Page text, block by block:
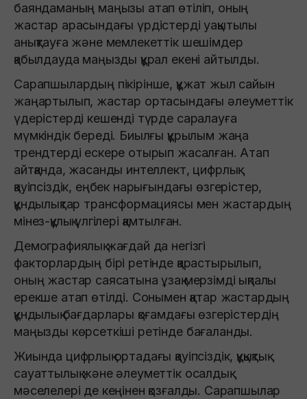
баяндаманың маңызы атап өтіліп, оның
жастар арасындағы үрдістерді уақытылы
анықтауға және мемлекеттік шешімдер
қабылдауда маңызды құрал екені айтылды.
Сарапшылардың пікірінше, құжат жыл сайын
жаңартылып, жастар ортасындағы әлеуметтік
үдерістерді кешенді түрде саралауға
мүмкіндік береді. Биылғы құрылым жаңа
трендтерді ескере отырып жасалған. Атап
айтқанда, жасанды интеллект, цифрлық
қауіпсіздік, еңбек нарығындағы өзгерістер,
құндылықтар трансформациясы мен жастардың
мінез-құлық үлгілері қамтылған.
Демографиялық жағдай да негізгі
факторлардың бірі ретінде қарастырылып,
оның жастар саясатына ұзақ мерзімді ықпалы
ерекше атап өтілді. Сонымен қатар жастардың
құндылық бағдарлары қоғамдағы өзгерістердің
маңызды көрсеткіші ретінде бағаланды.
Жиында цифрлық ортадағы қауіпсіздік, құқықтық
сауаттылық және әлеуметтік осалдық
мәселелері де кеңінен қозғалды. Сарапшылар